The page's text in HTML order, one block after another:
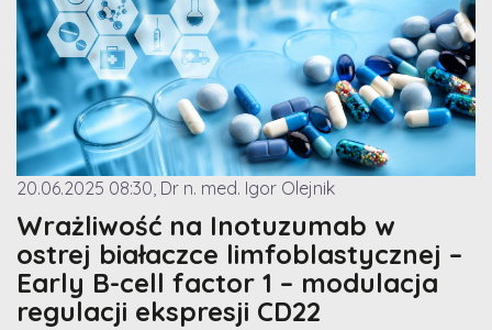
20.06.2025 08:30, Dr n. med. Igor Olejnik
Wrażliwość na Inotuzumab w
ostrej białaczce limfoblastycznej –
Early B-cell factor 1 – modulacja
regulacji ekspresji CD22